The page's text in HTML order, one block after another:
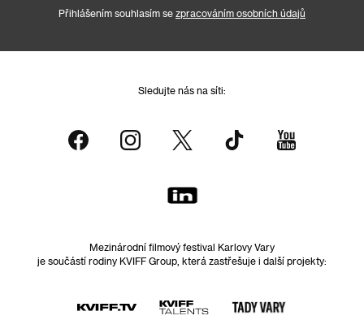
Přihlášením souhlasím se zpracováním osobních údajů
Sledujte nás na síti:
Mezinárodní filmový festival Karlovy Vary
je součástí rodiny KVIFF Group, která zastřešuje i další projekty: